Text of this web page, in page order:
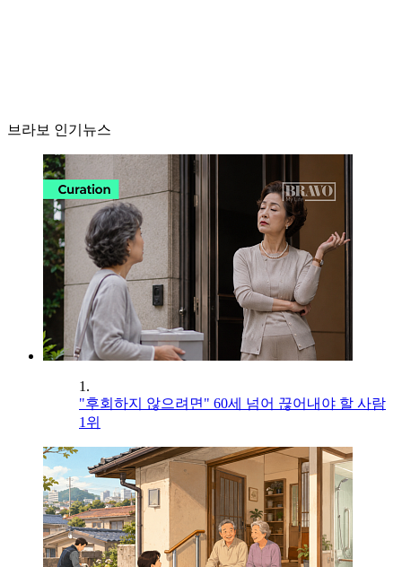
브라보 인기뉴스
1.
"후회하지 않으려면" 60세 넘어 끊어내야 할 사람
1위